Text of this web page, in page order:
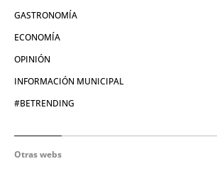
GASTRONOMÍA
ECONOMÍA
OPINIÓN
INFORMACIÓN MUNICIPAL
#BETRENDING
Otras webs